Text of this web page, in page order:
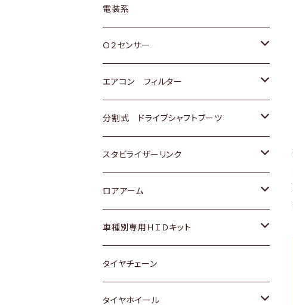
日野
三菱
スバル
マツダ
三菱
スバル
日産
ダイハツ
マツダ
三菱
スバル
スズキ
ダイハツ
三菱
スバル
トヨタ
ホンダ
スズキ
日産
いすゞ
ダイハツ
マツダ
三菱
スバル
電装系
Ｏ２センサー
トヨタ
ホンダ
スズキ
日産
ダイハツ
マツダ
三菱
エアコン フィルター
トヨタ
ホンダ
スズキ
日産
いすゞ
ダイハツ
分割式 ドライブシャフトブーツ
トヨタ
ホンダ
スズキ
日産
ダイハツ
スタビライザーリンク
トヨタ
ホンダ
スズキ
日産
ロアアーム
ホンダ
スズキ
日産
車種別専用ＨＩＤキット
トヨタ
マツダ
タイヤチェーン
タイヤホイール